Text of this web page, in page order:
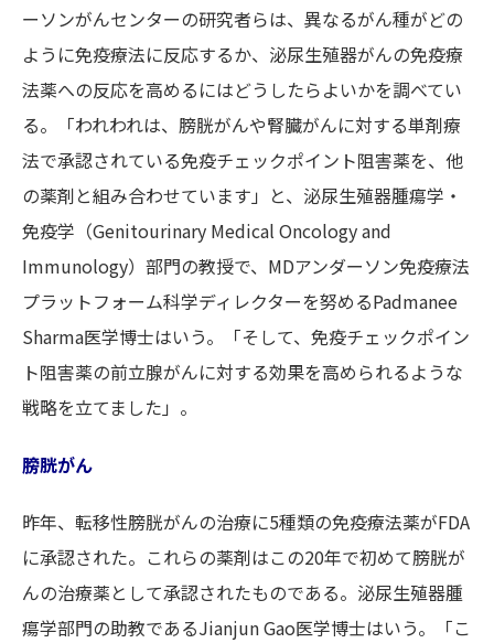
ーソンがんセンターの研究者らは、異なるがん種がどの
ように免疫療法に反応するか、泌尿生殖器がんの免疫療
法薬への反応を高めるにはどうしたらよいかを調べてい
る。「われわれは、膀胱がんや腎臓がんに対する単剤療
法で承認されている免疫チェックポイント阻害薬を、他
の薬剤と組み合わせています」と、泌尿生殖器腫瘍学・
免疫学（Genitourinary Medical Oncology and
Immunology）部門の教授で、MDアンダーソン免疫療法
プラットフォーム科学ディレクターを努めるPadmanee
Sharma医学博士はいう。「そして、免疫チェックポイン
ト阻害薬の前立腺がんに対する効果を高められるような
戦略を立てました」。
膀胱がん
昨年、転移性膀胱がんの治療に5種類の免疫療法薬がFDA
に承認された。これらの薬剤はこの20年で初めて膀胱が
んの治療薬として承認されたものである。泌尿生殖器腫
瘍学部門の助教であるJianjun Gao医学博士はいう。「こ